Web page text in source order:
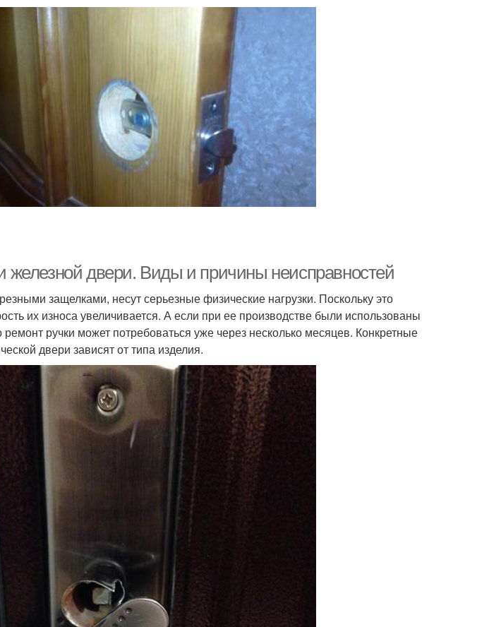
железной двери. Виды и причины неисправностей
защелками, несут серьезные физические нагрузки. Поскольку это
их износа увеличивается. А если при ее производстве были использованы
ручки может потребоваться уже через несколько месяцев. Конкретные
двери зависят от типа изделия.